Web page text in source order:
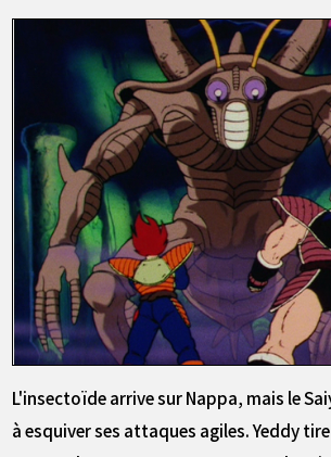
L'insectoïde arrive sur Nappa, mais le
à esquiver ses attaques agiles. Yeddy